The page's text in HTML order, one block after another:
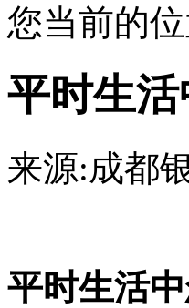
您当前的
平时生
来源:成都
平时生活